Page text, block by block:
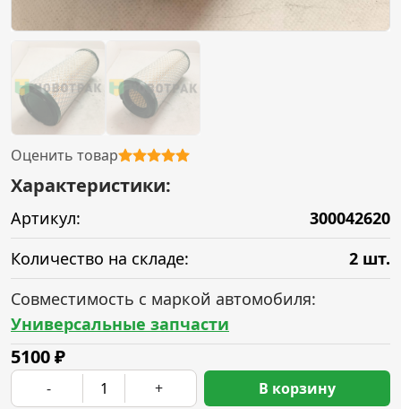
Оценить товар
Характеристики:
Артикул:
300042620
Количество на складе:
2 шт.
Совместимость с маркой автомобиля:
Универсальные запчасти
5100₽
- + В корзину